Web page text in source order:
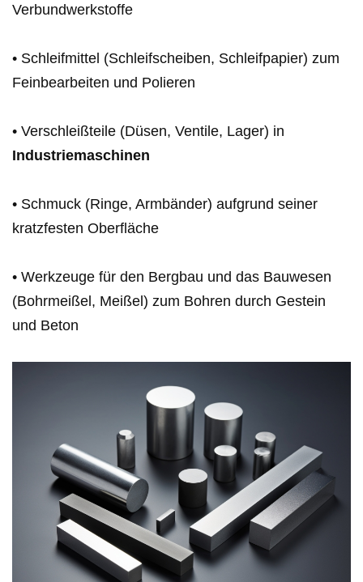
Verbundwerkstoffe
• Schleifmittel (Schleifscheiben, Schleifpapier) zum
Feinbearbeiten und Polieren
• Verschleißteile (Düsen, Ventile, Lager) in
Industriemaschinen
• Schmuck (Ringe, Armbänder) aufgrund seiner
kratzfesten Oberfläche
• Werkzeuge für den Bergbau und das Bauwesen
(Bohrmeißel, Meißel) zum Bohren durch Gestein
und Beton